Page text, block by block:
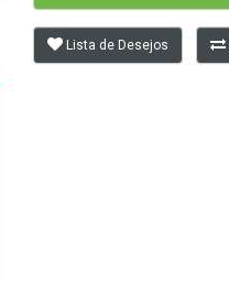
Lista de Desejos